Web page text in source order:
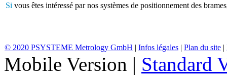
Si vous êtes intéressé par nos systèmes de positionnement des
© 2020 PSYSTEME Metrology GmbH | Infos légales | Plan du site |
Mobile Version | Standard